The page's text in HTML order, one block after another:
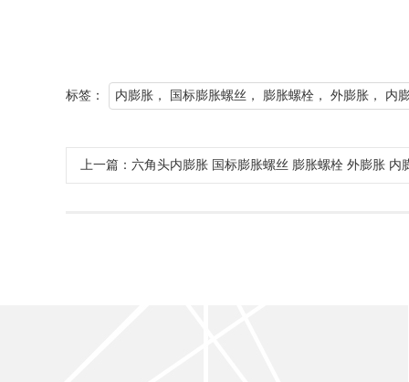
标签： 内膨胀， 国标膨胀螺丝， 膨胀螺栓， 外膨胀， 内
上一篇：六角头内膨胀 国标膨胀螺丝 膨胀螺栓 外膨胀 内